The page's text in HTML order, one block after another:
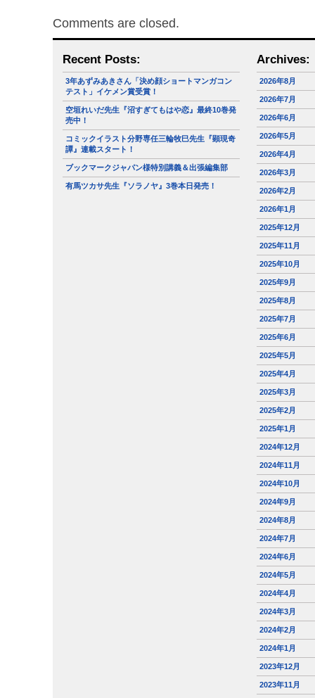
Comments are closed.
Recent Posts:
3年あずみあきさん「決め顔ショートマンガコン
テスト」イケメン賞受賞！
空垣れいだ先生『沼すぎてもはや恋』最終10巻発
売中！
コミックイラスト分野専任三輪牧巳先生『顕現奇
譚』連載スタート！
ブックマークジャパン様特別講義＆出張編集部
有馬ツカサ先生『ソラノヤ』3巻本日発売！
Archives:
2026年8月
2026年7月
2026年6月
2026年5月
2026年4月
2026年3月
2026年2月
2026年1月
2025年12月
2025年11月
2025年10月
2025年9月
2025年8月
2025年7月
2025年6月
2025年5月
2025年4月
2025年3月
2025年2月
2025年1月
2024年12月
2024年11月
2024年10月
2024年9月
2024年8月
2024年7月
2024年6月
2024年5月
2024年4月
2024年3月
2024年2月
2024年1月
2023年12月
2023年11月